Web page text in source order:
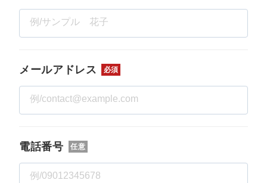
メールアドレス 必須
電話番号 任意